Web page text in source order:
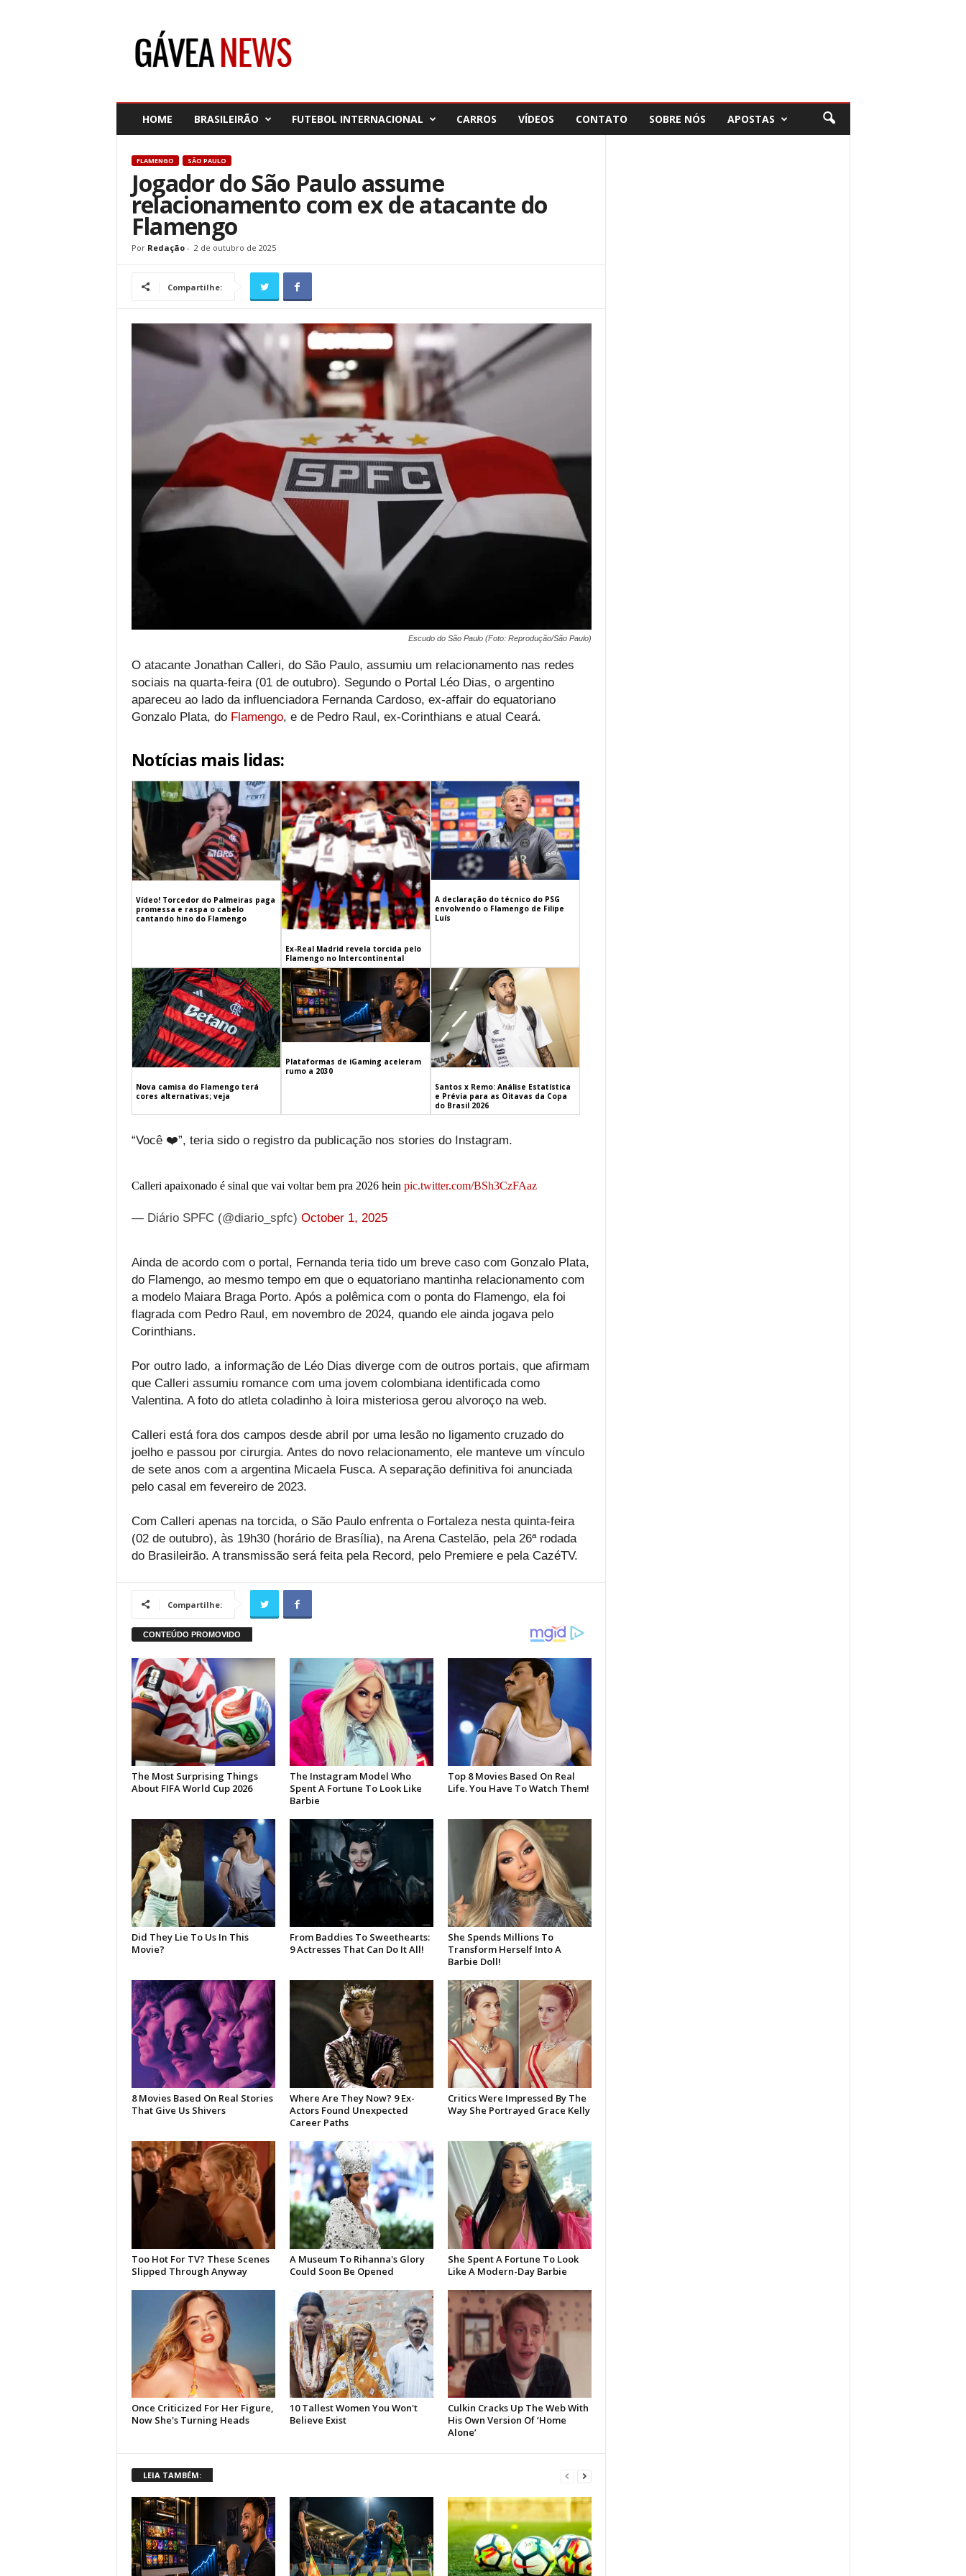
HOME BRASILEIRÃO FUTEBOL INTERNACIONAL CARROS VÍDEOS CONTATO SOBRE NÓS APOSTAS
FLAMENGO SÃO PAULO
Jogador do São Paulo assume
relacionamento com ex de atacante do
Flamengo
Por Redação- 2 de outubro de 2025
Compartilhe:
Escudo do São Paulo (Foto: Reprodução/São Paulo)
O atacante Jonathan Calleri, do São Paulo, assumiu um relacionamento nas redes
sociais na quarta-feira (01 de outubro). Segundo o Portal Léo Dias, o argentino
apareceu ao lado da influenciadora Fernanda Cardoso, ex-affair do equatoriano
Gonzalo Plata, do Flamengo, e de Pedro Raul, ex-Corinthians e atual Ceará.
Notícias mais lidas:
Vídeo! Torcedor do Palmeiras paga
promessa e raspa o cabelo
cantando hino do Flamengo
Ex-Real Madrid revela torcida pelo
Flamengo no Intercontinental
A declaração do técnico do PSG
envolvendo o Flamengo de Filipe
Luís
Nova camisa do Flamengo terá
cores alternativas; veja
Plataformas de iGaming aceleram
rumo a 2030
Santos x Remo: Análise Estatística
e Prévia para as Oitavas da Copa
do Brasil 2026
“Você ❤️”, teria sido o registro da publicação nos stories do Instagram.
Calleri apaixonado é sinal que vai voltar bem pra 2026 hein pic.twitter.com/BSh3CzFAaz
— Diário SPFC (@diario_spfc) October 1, 2025
Ainda de acordo com o portal, Fernanda teria tido um breve caso com Gonzalo Plata,
do Flamengo, ao mesmo tempo em que o equatoriano mantinha relacionamento com
a modelo Maiara Braga Porto. Após a polêmica com o ponta do Flamengo, ela foi
flagrada com Pedro Raul, em novembro de 2024, quando ele ainda jogava pelo
Corinthians.
Por outro lado, a informação de Léo Dias diverge com de outros portais, que afirmam
que Calleri assumiu romance com uma jovem colombiana identificada como
Valentina. A foto do atleta coladinho à loira misteriosa gerou alvoroço na web.
Calleri está fora dos campos desde abril por uma lesão no ligamento cruzado do
joelho e passou por cirurgia. Antes do novo relacionamento, ele manteve um vínculo
de sete anos com a argentina Micaela Fusca. A separação definitiva foi anunciada
pelo casal em fevereiro de 2023.
Com Calleri apenas na torcida, o São Paulo enfrenta o Fortaleza nesta quinta-feira
(02 de outubro), às 19h30 (horário de Brasília), na Arena Castelão, pela 26ª rodada
do Brasileirão. A transmissão será feita pela Record, pelo Premiere e pela CazéTV.
Compartilhe:
LEIA TAMBÉM: